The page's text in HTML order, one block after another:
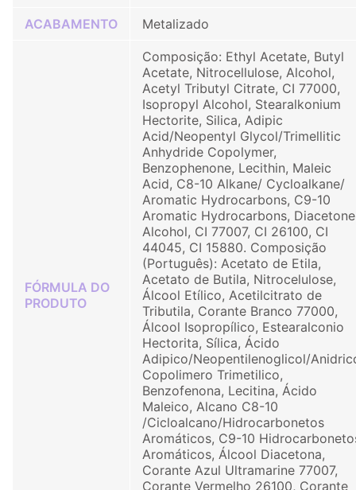
ACABAMENTO Metalizado
FÓRMULA DO
PRODUTO
Composição: Ethyl Acetate, Butyl
Acetate, Nitrocellulose, Alcohol,
Acetyl Tributyl Citrate, CI 77000,
Isopropyl Alcohol, Stearalkonium
Hectorite, Silica, Adipic
Acid/Neopentyl Glycol/Trimellitic
Anhydride Copolymer,
Benzophenone, Lecithin, Maleic
Acid, C8-10 Alkane/ Cycloalkane/
Aromatic Hydrocarbons, C9-10
Aromatic Hydrocarbons, Diacetone
Alcohol, CI 77007, CI 26100, CI
44045, CI 15880. Composição
(Português): Acetato de Etila,
Acetato de Butila, Nitrocelulose,
Álcool Etílico, Acetilcitrato de
Tributila, Corante Branco 77000,
Álcool Isopropílico, Estearalconio
Hectorita, Sílica, Ácido
Adipico/Neopentilenoglicol/
Copolimero Trimetilico,
Benzofenona, Lecitina, Ácido
Maleico, Alcano C8-10
/Cicloalcano/Hidrocarbonetos
Aromáticos, C9-10
Aromáticos, Álcool Diacetona,
Corante Azul Ultramarine 77007,
Corante Vermelho 26100, Corante